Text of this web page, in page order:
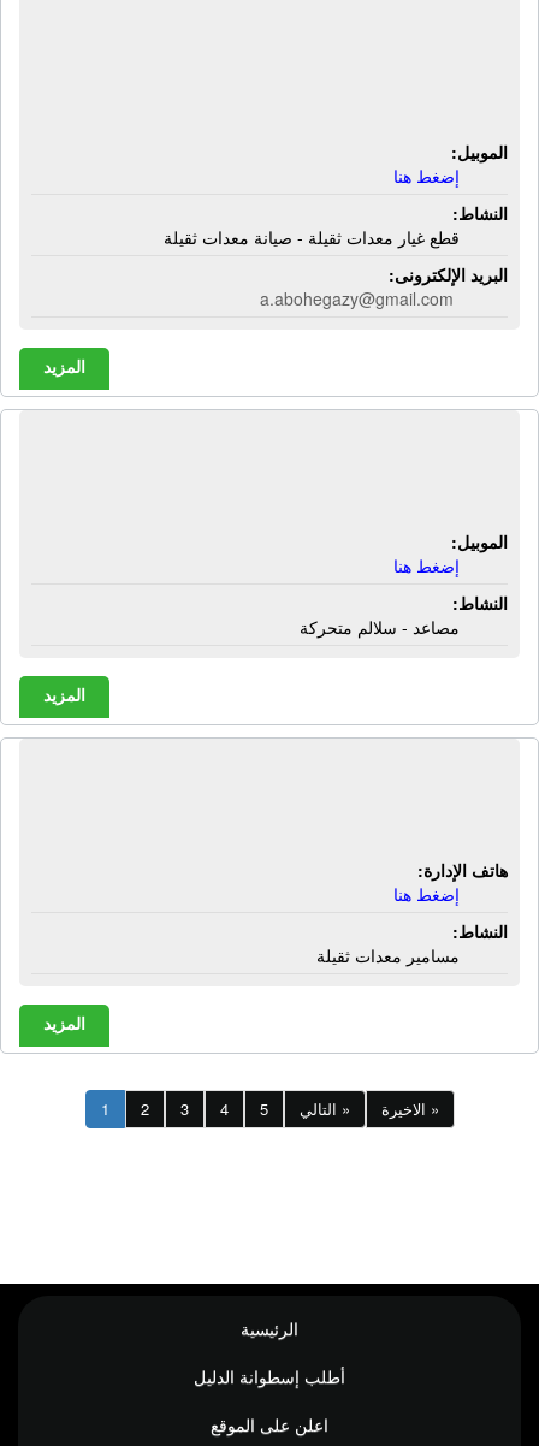
الموبيل:
إضغط هنا
النشاط:
قطع غيار معدات ثقيلة - صيانة معدات ثقيلة
البريد الإلكترونى:
a.abohegazy@gmail.com
المزيد
الموبيل:
إضغط هنا
النشاط:
مصاعد - سلالم متحركة
المزيد
هاتف الإدارة:
إضغط هنا
النشاط:
مسامير معدات ثقيلة
المزيد
1 2 3 4 5 التالي » الاخيرة »
الرئيسية
أطلب إسطوانة الدليل
اعلن على الموقع